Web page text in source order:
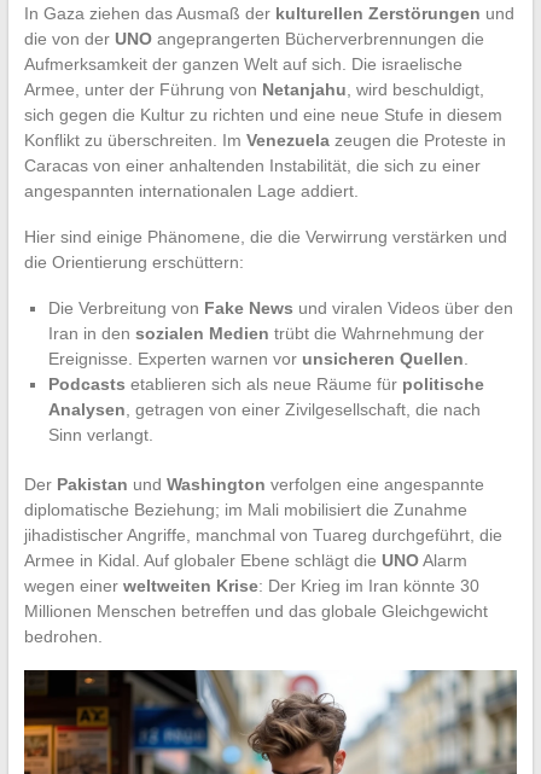
In Gaza ziehen das Ausmaß der kulturellen Zerstörungen und
die von der UNOangeprangerten Bücherverbrennungen die
Aufmerksamkeit der ganzen Welt auf sich. Die israelische
Armee, unter der Führung von Netanjahu , wird beschuldigt,
sich gegen die Kultur zu richten und eine neue Stufe in diesem
Konflikt zu überschreiten. Im Venezuelazeugen die Proteste in
Caracas von einer anhaltenden Instabilität, die sich zu einer
angespannten internationalen Lage addiert.
Hier sind einige Phänomene, die die Verwirrung verstärken und
die Orientierung erschüttern:
Die Verbreitung von Fake News und viralen Videos über den
Iran in den sozialen Medien trübt die Wahrnehmung der
Ereignisse. Experten warnen vor unsicheren Quellen
Podcasts etablieren sich als neue Räume für politische
Analysen , getragen von einer Zivilgesellschaft, die nach
Sinn verlangt.
Der Pakistan und Washington verfolgen eine angespannte
diplomatische Beziehung; im Mali mobilisiert die Zunahme
jihadistischer Angriffe, manchmal von Tuareg durchgeführt, die
Armee in Kidal. Auf globaler Ebene schlägt die UNOAlarm
wegen einer weltweiten Krise: Der Krieg im Iran könnte 30
Millionen Menschen betreffen und das globale Gleichgewicht
bedrohen.